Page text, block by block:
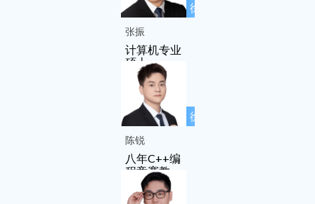
徐先友名师
张振
计算机专业
硕士
徐先友名师
陈锐
八年C++编
程竞赛教
学、教研经
验